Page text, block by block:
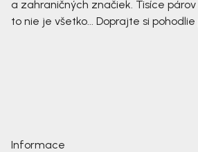
a zahraničných značiek. Tisíce
to nie je všetko... Doprajte si
Informace